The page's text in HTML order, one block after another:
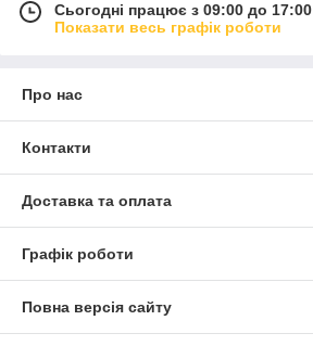
Сьогодні працює з 09:00 до 17:00
Показати весь графік роботи
Про нас
Контакти
Доставка та оплата
Графік роботи
Повна версія сайту